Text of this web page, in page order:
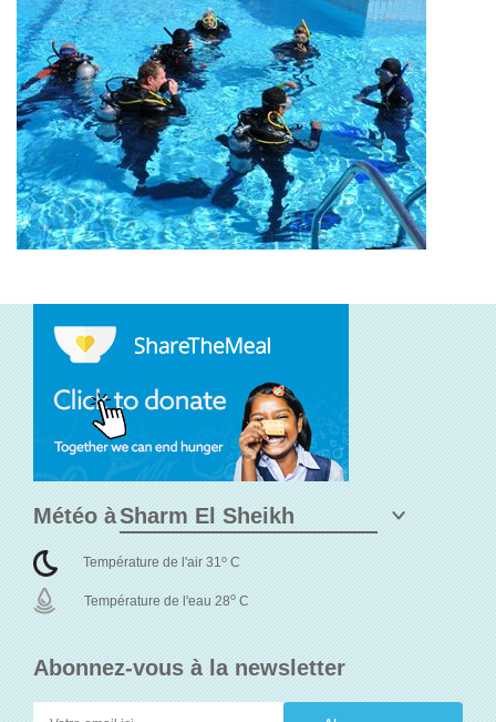
Abonnez-vous à la newsletter
Météo à
Température de l'air 31o C
Température de l'eau 28o C